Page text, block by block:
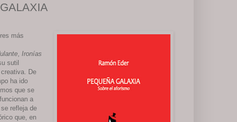
más
, Ironías
sutil
De
ha ido
que se
a
refleja de
que, en